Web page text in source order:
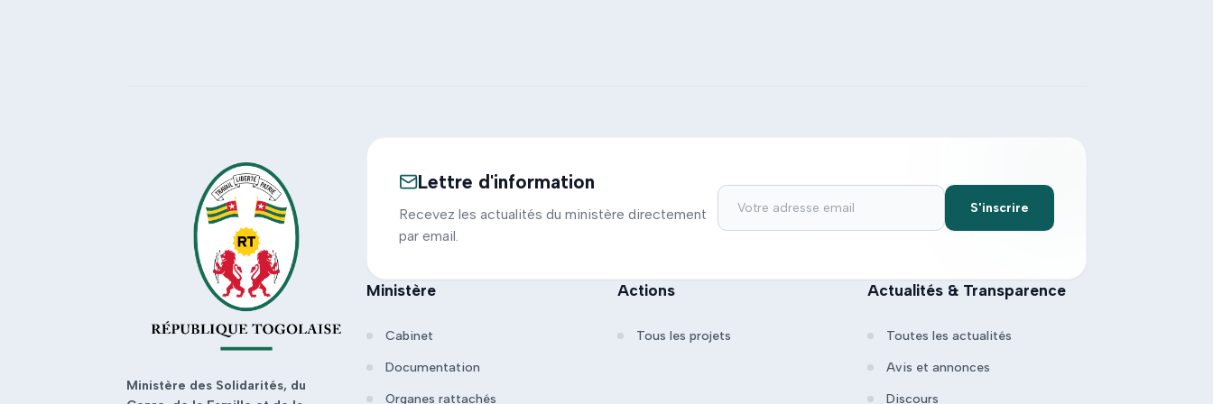
Ministère des Solidarités, du
Lettre d'information
Recevez les actualités du ministère directement
par email.
S'inscrire
Ministère
Cabinet
Documentation
Organes rattachés
Actions
Tous les projets
Actualités & Transparence
Toutes les actualités
Avis et annonces
Discours